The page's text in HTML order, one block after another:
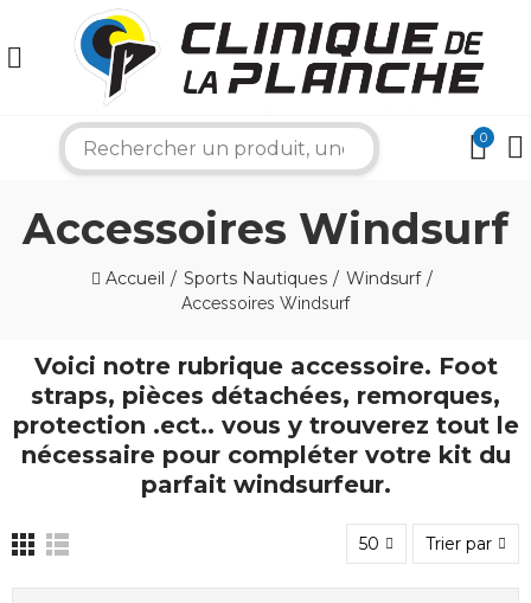
0
Accessoires Windsurf
Accueil Sports Nautiques Windsurf
Accessoires Windsurf
Voici notre rubrique accessoire. Foot
straps, pièces détachées, remorques,
protection .ect.. vous y trouverez tout le
nécessaire pour compléter votre kit du
parfait windsurfeur.
50 Trier par
×
Bonjour ! Je suis votre expert nautique.
Comment puis-je vous aider aujourd'hui ?